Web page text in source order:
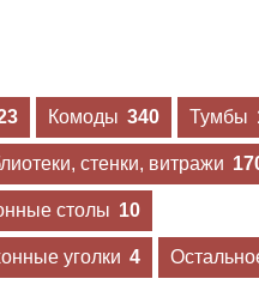
Комоды 340 Тумбы
стенки, витражи
столы 10
уголки 4